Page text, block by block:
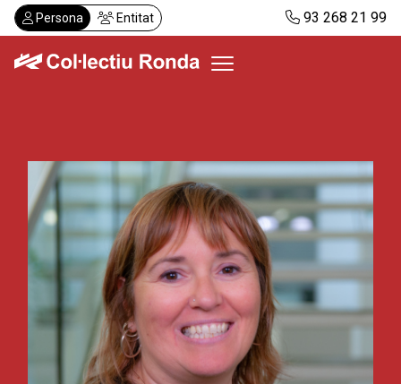
Vés
al
contingut
Persona Entitat 93 268 21 99
Serveis
Actualitat
Despatxos
Demanar visita
Abonaments
ES